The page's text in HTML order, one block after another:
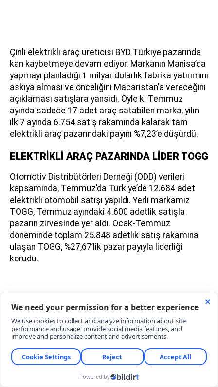
Çinli elektrikli araç üreticisi BYD Türkiye pazarında
kan kaybetmeye devam ediyor. Markanın Manisa’da
yapmayı planladığı 1 milyar dolarlık fabrika yatırımını
askıya alması ve önceliğini Macaristan’a vereceğini
açıklaması satışlara yansıdı. Öyle ki Temmuz
ayında sadece 17 adet araç satabilen marka, yılın
ilk 7 ayında 6.754 satış rakamında kalarak tam
elektrikli araç pazarındaki payını %7,23’e düşürdü.
ELEKTRİKLİ ARAÇ PAZARINDA LİDER TOGG
Otomotiv Distribütörleri Derneği (ODD) verileri
kapsamında, Temmuz’da Türkiye’de 12.684 adet
elektrikli otomobil satışı yapıldı. Yerli markamız
TOGG, Temmuz ayındaki 4.600 adetlik satışla
pazarın zirvesinde yer aldı. Ocak-Temmuz
döneminde toplam 25.848 adetlik satış rakamına
ulaşan TOGG, %27,67’lik pazar payıyla liderliği
korudu.